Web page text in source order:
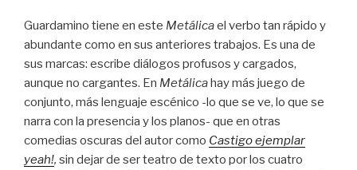
Guardamino tiene en este Metálicael verbo tan rápido y
abundante como en sus anteriores trabajos. Es una de
sus marcas: escribe diálogos profusos y cargados,
aunque no cargantes. En Metálicahay más juego de
conjunto, más lenguaje escénico -lo que se ve, lo que se
narra con la presencia y los planos- que en otras
comedias oscuras del autor como Castigo ejemplar
yeah!, sin dejar de ser teatro de texto por los cuatro